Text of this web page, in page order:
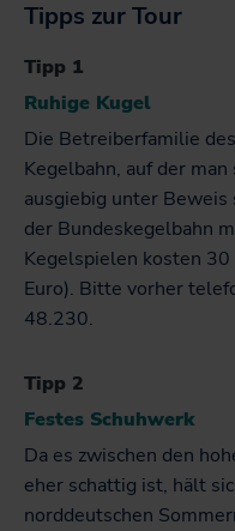
Tipps zur Tour
Tipp 1
Ruhige Kugel
Die Betreiberfamilie
Kegelbahn, auf der
ausgiebig unter
der Bundeskegelbahn
Kegelspielen kosten
Euro). Bitte vorher
48.230.
Tipp 2
Festes Schuhwerk
Da es zwischen den
eher schattig ist, hält
norddeutschen